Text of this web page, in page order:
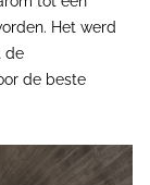
Het werd
de
de beste